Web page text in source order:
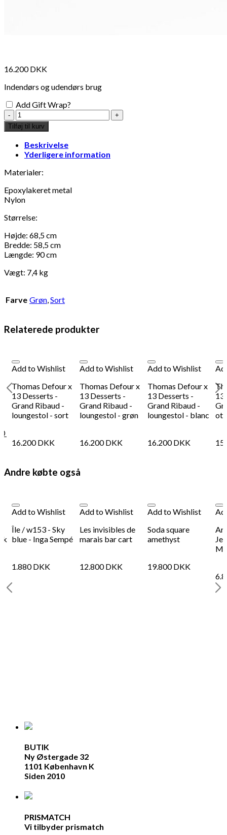
16.200DKK
Indendørs og udendørs brug
Add Gift Wrap?
Thomas
Defour
x
13
Desserts
Grand
-
loungestol
orange
Tilføj til kurv
Beskrivelse
Yderligere information
Materialer:
Epoxylakeret metal
Nylon
Størrelse:
Højde: 68,5 cm
Bredde: 58,5 cm
Længde: 90 cm
Vægt: 7,4 kg
Farve Grøn,Sort
Relaterede produkter
Add to Wishlist
Thomas Defour x
13 Desserts -
Grand Ribaud -
loungestol - sort
16.200DKK
Add to Wishlist
Thomas Defour x
13 Desserts -
Grand Ribaud -
loungestol - grøn
16.200DKK
Add to Wishlist
Thomas Defour x
13 Desserts -
Grand Ribaud -
loungestol - blanc
16.200DKK
13
Andre købte også
Add to Wishlist
Île / w153 - Sky
blue - Inga Sempé
1.880DKK
Add to Wishlist
Les invisibles de
marais bar cart
12.800DKK
Add to Wishlist
Soda square
amethyst
19.800DKK
BUTIK
Ny Østergade 32
1101 København K
Siden 2010
PRISMATCH
Vi tilbyder prismatch